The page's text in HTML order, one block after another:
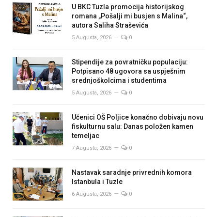
U BKC Tuzla promocija historijskog
romana „Pošalji mi busjen s Malina“,
autora Saliha Straševića
5 Augusta, 2026 0
Stipendije za povratničku populaciju:
Potpisano 48 ugovora sa uspješnim
srednjoškolcima i studentima
5 Augusta, 2026 0
Učenici OŠ Poljice konačno dobivaju novu
fiskulturnu salu: Danas položen kamen
temeljac
7 Augusta, 2026 0
Nastavak saradnje privrednih komora
Istanbula i Tuzle
6 Augusta, 2026 0